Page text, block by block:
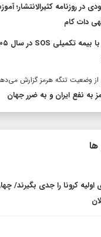
در روزنامه کثیرالانتشار؛
دات کام
از وضعیت تنگه هرمز گزارش
به نفع ایران و به ضرر جهان
ها
اولیه کرونا را جدی بگیرند/